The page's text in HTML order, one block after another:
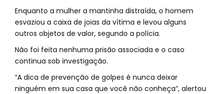
Enquanto a mulher a mantinha distraída, o homem
esvaziou a caixa de joias da vítima e levou alguns
outros objetos de valor, segundo a polícia.
Não foi feita nenhuma prisão associada e o caso
continua sob investigação.
“A dica de prevenção de golpes é nunca deixar
ninguém em sua casa que você não conheça”, alertou